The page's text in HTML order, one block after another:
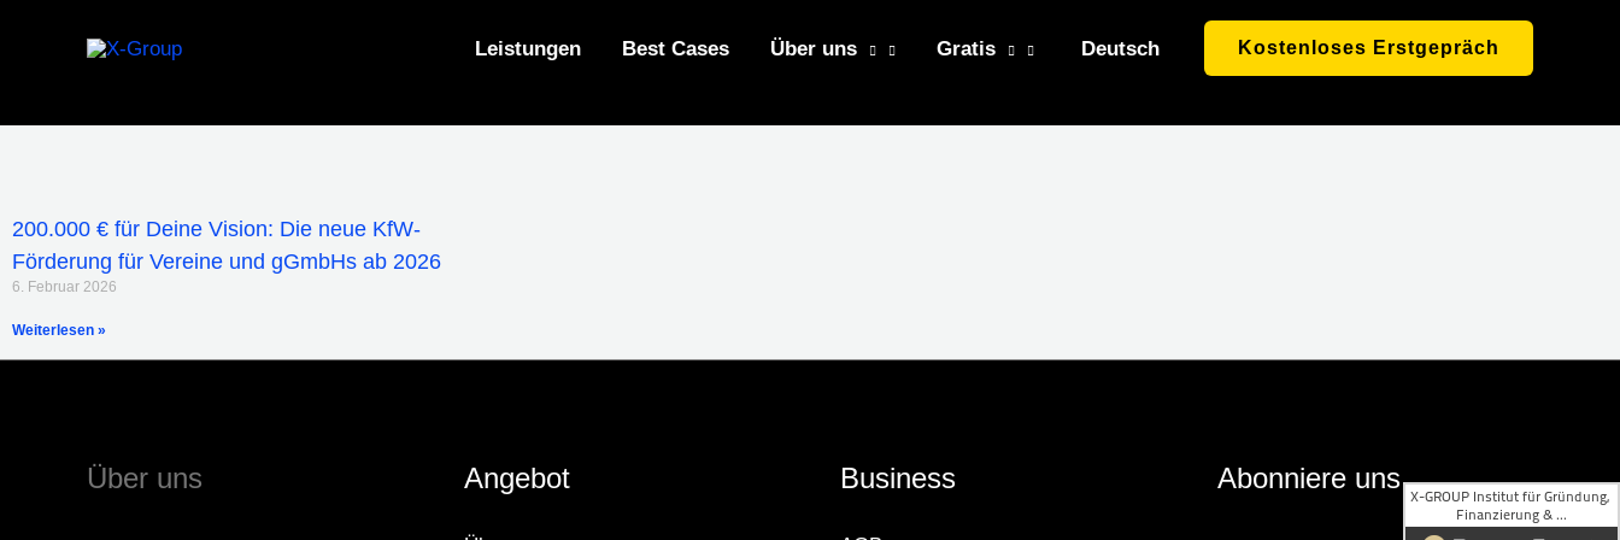
Leistungen Best Cases Über uns Gratis Deutsch Kostenloses Erstgepräch
200.000 € für Deine Vision: Die neue KfW-
Förderung für Vereine und gGmbHs ab 2026
6. Februar 2026
Weiterlesen »
Über uns Angebot Business Abonniere uns